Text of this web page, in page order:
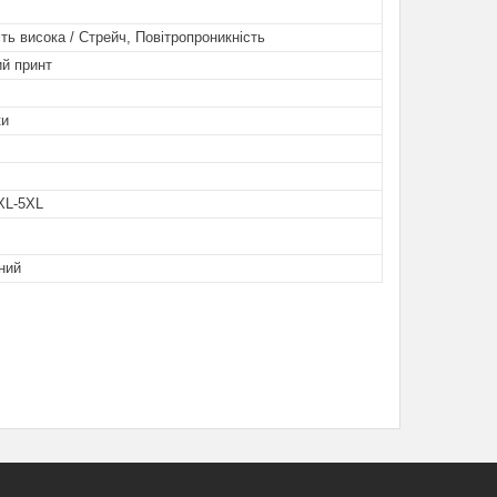
висока / Стрейч, Повітропроникність
принт
5XL